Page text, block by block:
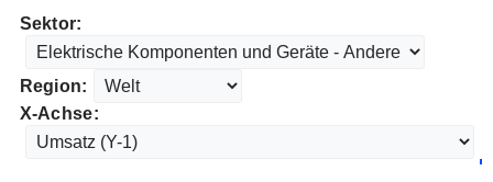
Sektor:
Region:
X-Achse: